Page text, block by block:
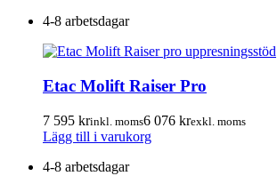
4-8 arbetsdagar
Etac Molift Raiser Pro
7 595 krinkl. moms6 076 krexkl. moms
Lägg till i varukorg
4-8 arbetsdagar